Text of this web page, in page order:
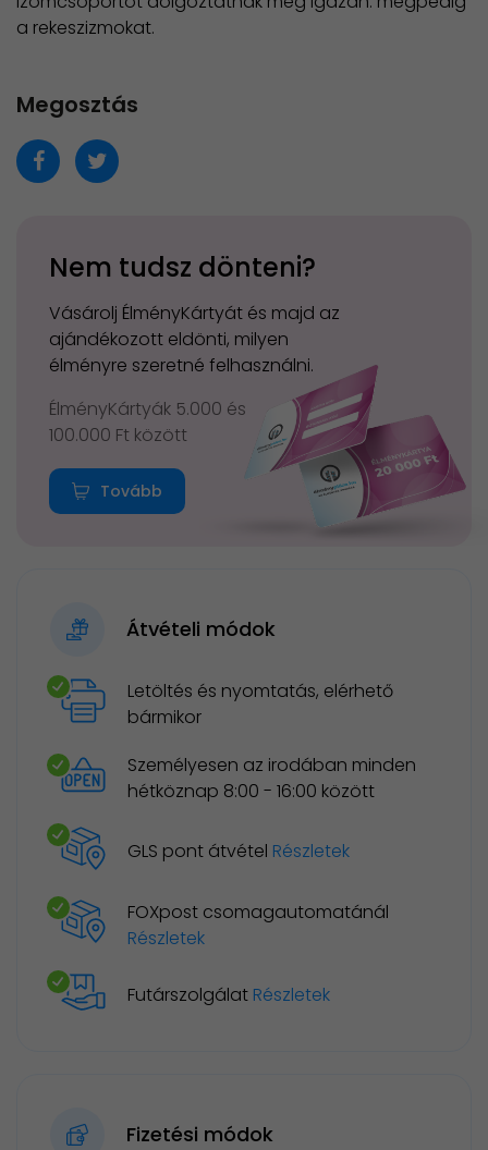
a rekeszizmokat.
Megosztás
Nem tudsz dönteni?
Vásárolj ÉlményKártyát és majd az
ajándékozott eldönti, milyen
élményre szeretné felhasználni.
ÉlményKártyák 5.000 és
100.000 Ft között
Tovább
Átvételi módok
Letöltés és nyomtatás, elérhető
bármikor
Személyesen az irodában minden
hétköznap 8:00 - 16:00 között
GLS pont átvétel Részletek
FOXpost csomagautomatánál
Részletek
Futárszolgálat Részletek
Fizetési módok